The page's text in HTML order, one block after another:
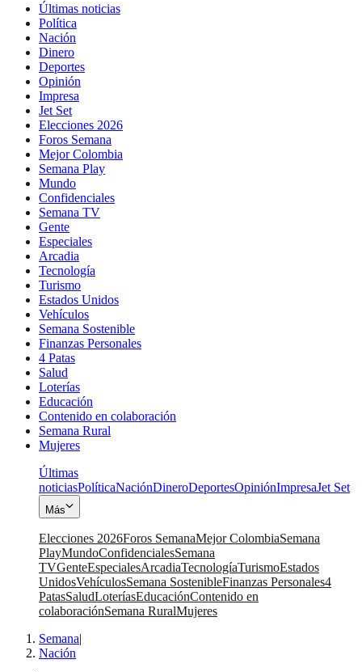
Últimas noticias
Política
Nación
Dinero
Deportes
Opinión
Impresa
Jet Set
Elecciones 2026
Foros Semana
Mejor Colombia
Semana Play
Mundo
Confidenciales
Semana TV
Gente
Especiales
Arcadia
Tecnología
Turismo
Estados Unidos
Vehículos
Semana Sostenible
Finanzas Personales
4 Patas
Salud
Loterías
Educación
Contenido en colaboración
Semana Rural
Mujeres
Últimas
noticiasPolíticaNaciónDineroDeportesOpiniónImpresaJet Set
Más
Elecciones 2026Foros SemanaMejor ColombiaSemana
PlayMundoConfidencialesSemana
TVGenteEspecialesArcadiaTecnologíaTurismoEstados
UnidosVehículosSemana SostenibleFinanzas Personales4
PatasSaludLoteríasEducaciónContenido en
colaboraciónSemana RuralMujeres
Semana|
Nación